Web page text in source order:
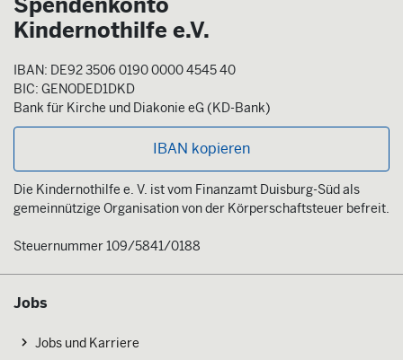
Spendenkonto
Kindernothilfe e.V.
IBAN: DE92 3506 0190 0000 4545 40
BIC: GENODED1DKD
Bank für Kirche und Diakonie eG (KD-Bank)
IBAN kopieren
Die Kindernothilfe e. V. ist vom Finanzamt Duisburg-Süd als
gemeinnützige Organisation von der Körperschaftsteuer befreit.
Steuernummer 109/5841/0188
Jobs
Jobs und Karriere